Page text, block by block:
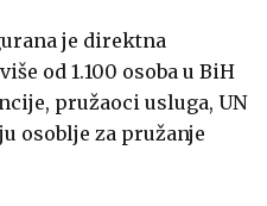
je direktna
od 1.100 osoba u BiH
pružaoci usluga, UN
osoblje za pružanje